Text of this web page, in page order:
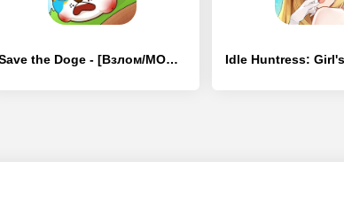
Save the Doge - [Взлом/МОД Много денег]